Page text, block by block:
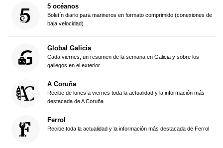
5 océanos
Boletín diario para marineros en formato comprimido (conexiones de
baja velocidad)
Global Galicia
Cada viernes, un resumen de la semana en Galicia y sobre los
gallegos en el exterior
A Coruña
Recibe de lunes a viernes toda la actualidad y la información más
destacada de A Coruña
Ferrol
Recibe toda la actualidad y la información más destacada de Ferrol